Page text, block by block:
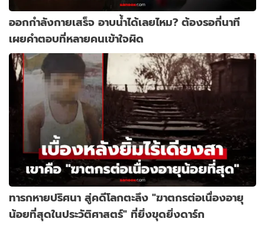
ออกกำลังกายเสร็จ อาบน้ำได้เลยไหม? ต้องรอกี่นาที
เผยคำตอบที่หลายคนเข้าใจผิด
ทารกหายปริศนา สู่คดีโลกตะลึง "ฆาตกรต่อเนื่องอายุ
น้อยที่สุดในประวัติศาสตร์" ที่ยิ่งขุดยิ่งดาร์ก